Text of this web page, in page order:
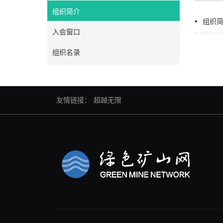
组织简介
入会窗口
组织名录
组织
友情链接： 超越无限